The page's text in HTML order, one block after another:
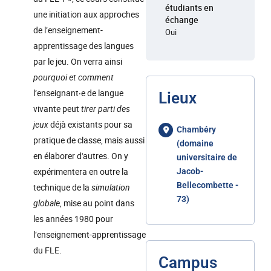
une initiation aux approches
de l’enseignement-
apprentissage des langues
par le jeu. On verra ainsi
pourquoi et comment
l’enseignant‧e de langue
vivante peut tirer parti des
jeuxdéjà existants pour sa
pratique de classe, mais aussi
en élaborer d'autres. On y
expérimentera en outre la
technique de la simulation
globale, mise au point dans
les années 1980 pour
l’enseignement-apprentissage
du FLE.
étudiants en
échange
Oui
Lieux
Chambéry
(domaine
universitaire de
Jacob-
Bellecombette -
73)
Campus